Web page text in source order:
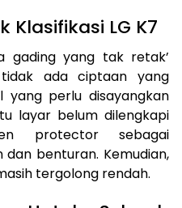
Klasifikasi LG K7
gading yang tak retak’
ada ciptaan yang
yang perlu disayangkan
layar belum dilengkapi
protector sebagai
benturan. Kemudian,
tergolong rendah.